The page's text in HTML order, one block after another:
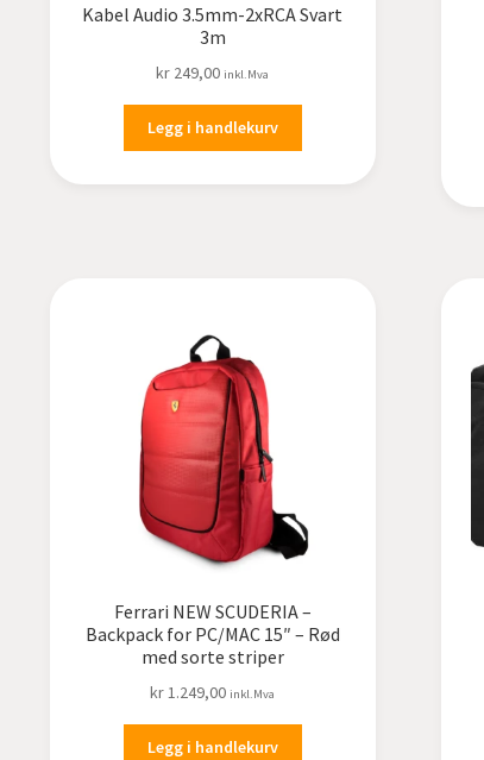
Kabel Audio 3.5mm-2xRCA Svart
3m
kr 249,00 inkl.Mva
Legg i handlekurv
Ferrari NEW SCUDERIA –
Backpack for PC/MAC 15″ – Rød
med sorte striper
kr1.249,00 inkl.Mva
Legg i handlekurv